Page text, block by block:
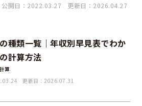
公開日：2022.03.27 更新日：2026.04.27
種類一覧｜年収別早見表でわか
計算方法
算
更新日：2026.07.31